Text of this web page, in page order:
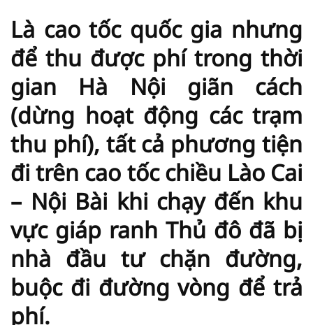
Là cao tốc quốc gia nhưng
để thu được phí trong thời
gian Hà Nội giãn cách
(dừng hoạt động các trạm
thu phí), tất cả phương tiện
đi trên cao tốc chiều Lào Cai
– Nội Bài khi chạy đến khu
vực giáp ranh Thủ đô đã bị
nhà đầu tư chặn đường,
buộc đi đường vòng để trả
phí.